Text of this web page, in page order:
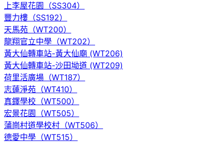
上李屋花園（SS304）
豐力樓（SS192）
天馬苑（WT200）
龍翔官立中學（WT202）
黃大仙轉車站-黃大仙廟 (WT206)
黃大仙轉車站-沙田坳道 (WT209)
荷里活廣場（WT187）
志蓮淨苑（WT410）
真鐸學校（WT500）
宏景花園（WT505）
蒲崗村道學校村（WT506）
德愛中學（WT515）